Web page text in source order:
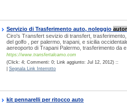
Servizio di Trasferimento auto, noleggio
Ciro's Transfert sevizio di transfert,
del golfo , per palermo, trapani, e sicilia
aereoporto di Trapani Palermo, trasferimento da
https://www.transfertalcamo.com
(Click: 4; Commenti: 0; Link aggiunto: Jul 12, 2012) ::
Segnala Link Interrotto
kit pennarelli per ritocco auto